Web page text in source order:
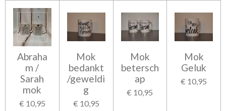
Abraha
m /
Sarah
mok
€ 10,95
Mok
bedankt
/geweldi
g
€ 10,95
Mok
betersch
ap
€ 10,95
Mok
Geluk
€ 10,95